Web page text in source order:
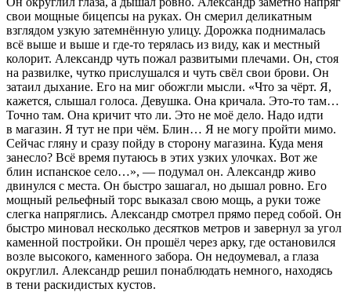
свои мощные бицепсы на руках. Он смерил деликатным
взглядом узкую затемнённую улицу. Дорожка поднималась
всё выше и выше и где-то терялась из виду, как и местный
колорит. Александр чуть пожал развитыми плечами. Он, стоя
на развилке, чутко прислушался и чуть свёл свои брови. Он
затаил дыхание. Его на миг обожгли мысли. «Что за чёрт. Я,
кажется, слышал голоса. Девушка. Она кричала. Это-то там…
Точно там. Она кричит что ли. Это не моё дело. Надо идти
в магазин. Я тут не при чём. Блин… Я не могу пройти мимо.
Сейчас гляну и сразу пойду в сторону магазина. Куда меня
занесло? Всё время путаюсь в этих узких улочках. Вот же
блин испанское село…», — подумал он. Александр живо
двинулся с места. Он быстро зашагал, но дышал ровно. Его
мощный рельефный торс выказал свою мощь, а руки тоже
слегка напряглись. Александр смотрел прямо перед собой. Он
быстро миновал несколько десятков метров и завернул за угол
каменной постройки. Он прошёл через арку, где остановился
возле высокого, каменного забора. Он недоумевал, а глаза
округлил. Александр решил понаблюдать немного, находясь
в тени раскидистых кустов.